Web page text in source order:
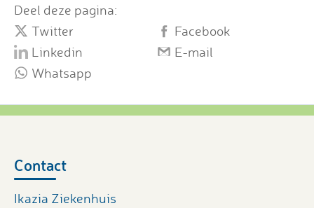
Deel deze pagina:
Twitter
Facebook
Linkedin
E-mail
Whatsapp
Contact
Ikazia Ziekenhuis